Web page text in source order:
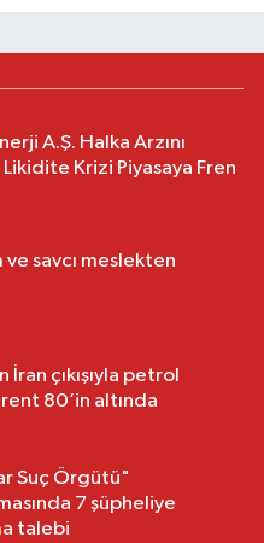
A.Ş. Halka Arzını
Krizi Piyasaya Fren
ve savcı meslekten
İran çıkışıyla petrol
80’in altında
Suç Örgütü"
7 şüpheliye
talebi